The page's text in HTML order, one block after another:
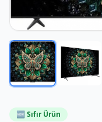
🆕 Sıfır Ürün